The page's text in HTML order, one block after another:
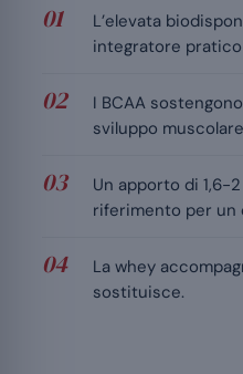
L’elevata
integratore
I BCAA
sviluppo
Un apporto di 1,6-
riferimento per
La whey
sostituisce.